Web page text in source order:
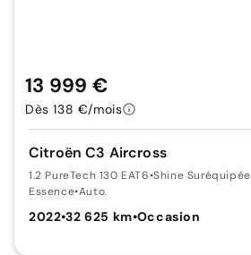
Citroën C3 Aircross
1.2 PureTech 130 EAT6•Shine Suréquipée
Essence•Auto.
2022•32 625 km•Occasion
13 999 €
Dès 138 €/mois